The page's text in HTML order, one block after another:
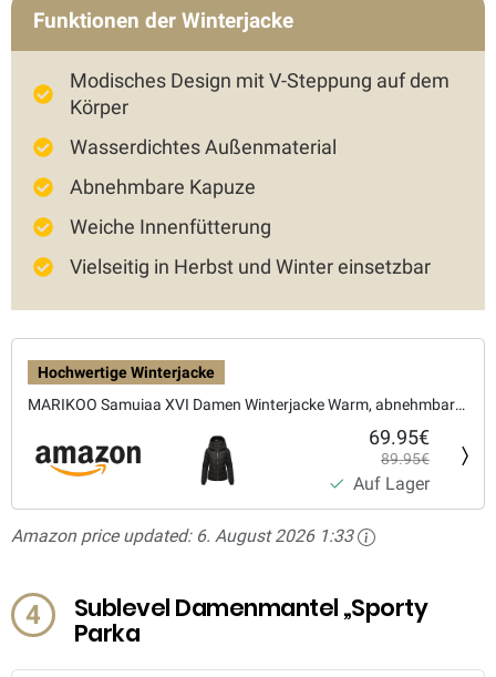
Funktionen der Winterjacke
Modisches Design mit V-Steppung auf dem
Körper
Wasserdichtes Außenmaterial
Abnehmbare Kapuze
Weiche Innenfütterung
Vielseitig in Herbst und Winter einsetzbar
Hochwertige Winterjacke
MARIKOO Samuiaa XVI Damen Winterjacke Warm, abnehmbare
69.95€
89.95€
Auf Lager
Amazon price updated: 6. August 2026 1:33
4 Sublevel Damenmantel „Sporty
Parka